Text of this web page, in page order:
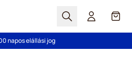
Search Cart
szállítás 20 000 Ft-tól
Mindig korrekt árakat kínálunk!
napos elállási jog